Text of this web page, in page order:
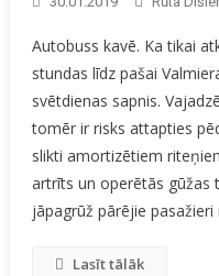
Autobuss kavē. Ka tikai
stundas līdz pašai
svētdienas sapnis.
tomēr ir risks attapties
slikti amortizētiem
artrīts un operētās gūžas
jāpagrūž pārējie
Lasīt tālāk